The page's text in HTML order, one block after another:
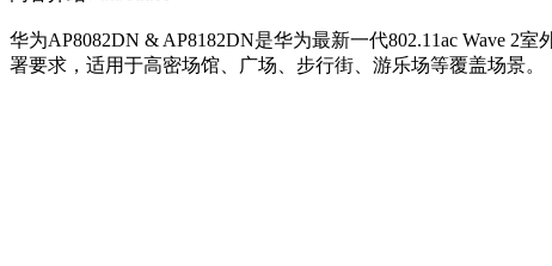
华为AP8082DN & AP8182DN是华为最新一代802.11ac Wave
署要求，适用于高密场馆、广场、步行街、游乐场等覆盖场景。